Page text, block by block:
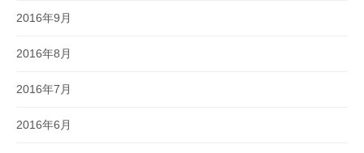
2016年9月
2016年8月
2016年7月
2016年6月